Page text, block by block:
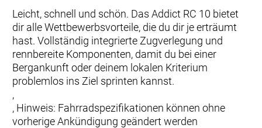
Leicht, schnell und schön. Das Addict RC 10 bietet
dir alle Wettbewerbsvorteile, die du dir je erträumt
hast. Vollständig integrierte Zugverlegung und
rennbereite Komponenten, damit du bei einer
Bergankunft oder deinem lokalen Kriterium
problemlos ins Ziel sprinten kannst.
,
, Hinweis: Fahrradspezifikationen können ohne
vorherige Ankündigung geändert werden